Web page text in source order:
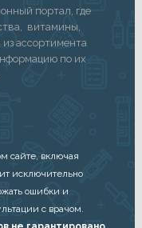
портал, где
витамины,
ассортимента
по их
сайте, включая
исключительно
ошибки и
с врачом.